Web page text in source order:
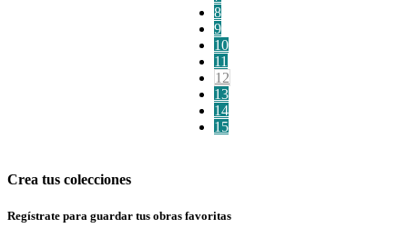
8
9
10
11
12
13
14
15
Crea tus colecciones
Regístrate para guardar tus obras favoritas